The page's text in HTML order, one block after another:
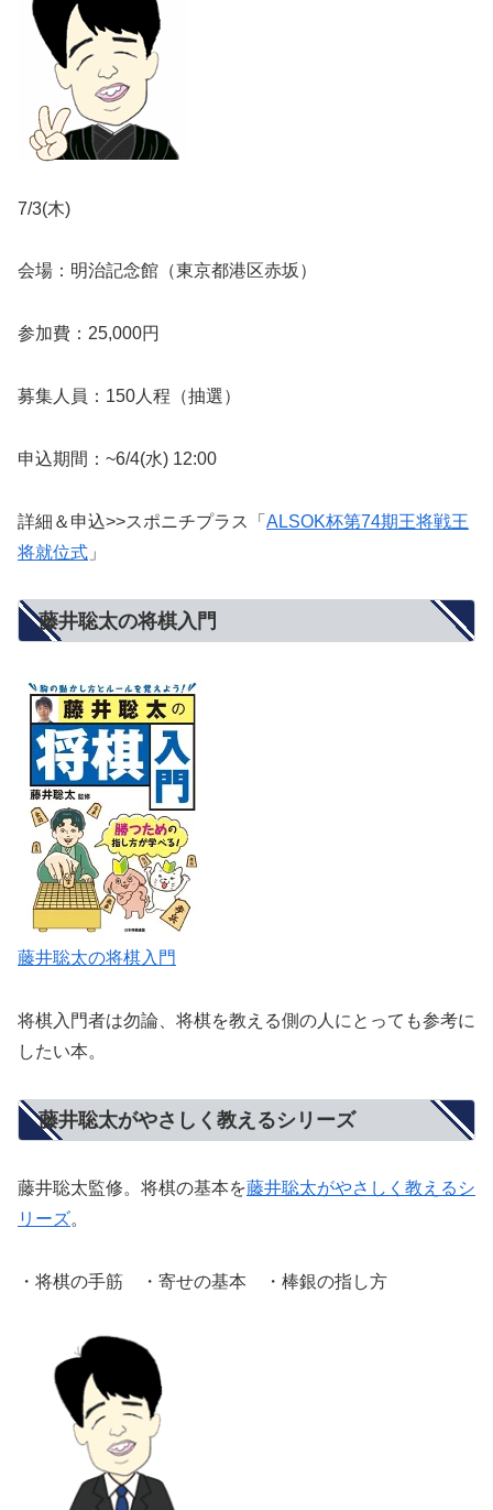
7/3(木)
会場：明治記念館（東京都港区赤坂）
参加費：25,000円
募集人員：150人程（抽選）
申込期間：~6/4(水) 12:00
詳細＆申込>>スポニチプラス「 ALSOK杯第74期王将戦王
将就位式 」
藤井聡太の将棋入門
藤井聡太の将棋入門
将棋入門者は勿論、将棋を教える側の人にとっても参考に
したい本。
藤井聡太がやさしく教えるシリーズ
藤井聡太監修。将棋の基本を藤井聡太がやさしく教えるシ
リーズ。
・将棋の手筋 ・寄せの基本 ・棒銀の指し方